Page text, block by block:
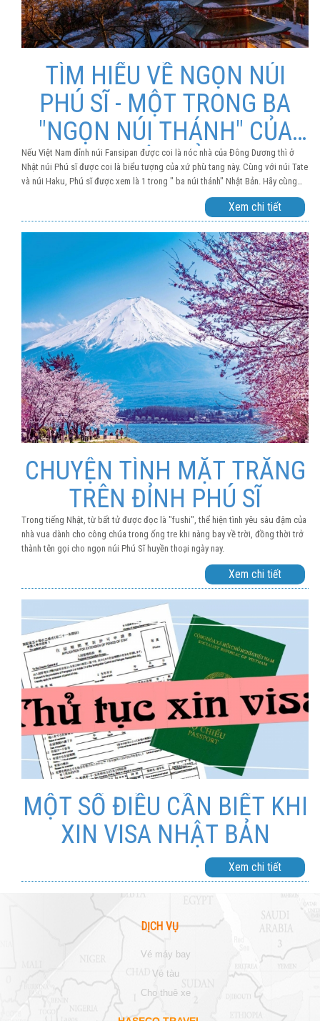
TÌM HIỂU VỀ NGỌN NÚI
PHÚ SĨ - MỘT TRONG BA
"NGỌN NÚI THÁNH" CỦA
NHẬT BẢN
Nếu Việt Nam đỉnh núi Fansipan được coi là nóc nhà của Đông Dương thì ở
Nhật núi Phú sĩ được coi là biểu tượng của xứ phù tang này. Cùng với núi Tate
và núi Haku, Phú sĩ được xem là 1 trong " ba núi thánh" Nhật Bản. Hãy cùng
Chúng tôi tìm hiểu tất tần tật mọi thông tin về ngọn núi thú vị này nhé
Xem chi tiết
CHUYỆN TÌNH MẶT TRĂNG
TRÊN ĐỈNH PHÚ SĨ
Trong tiếng Nhật, từ bất tử được đọc là "fushi", thể hiện tình yêu sâu đậm của
nhà vua dành cho công chúa trong ống tre khi nàng bay về trời, đồng thời trở
thành tên gọi cho ngọn núi Phú Sĩ huyền thoại ngày nay.
Xem chi tiết
MỘT SỐ ĐIỀU CẦN BIẾT KHI
XIN VISA NHẬT BẢN
Xem chi tiết
DỊCH VỤ
vé máy bay
vé tàu
cho thuê xe